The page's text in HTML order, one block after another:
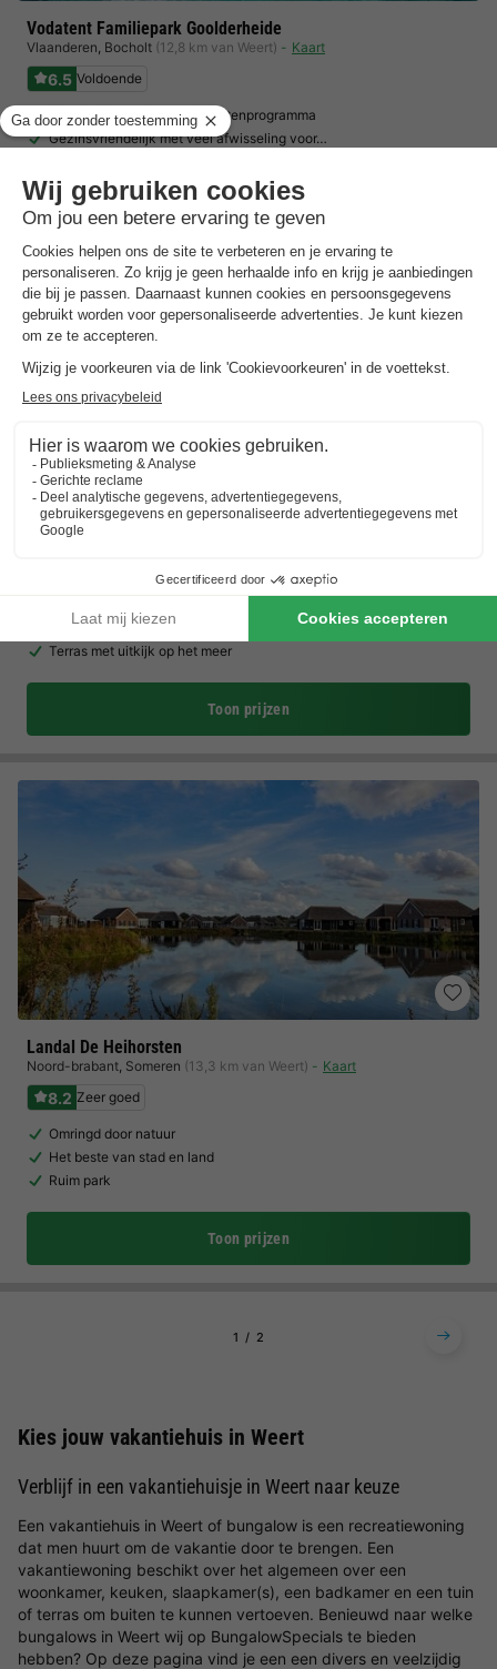
Vodatent Familiepark Goolderheide
Vlaanderen, Bocholt (12,8 km van Weert) Kaart
6.5 Voldoende
Uitgebreid sport- en activiteitenprogramma
Gezinsvriendelijk met veel afwisseling voor…
Toon prijzen
Houthalen-helchteren (23,5 km van Weert)
Kamperen in Belgische natuur
Terras met uitkijk op het meer
Toon prijzen
Landal De Heihorsten
Noord-brabant, Someren (13,3 km van Weert) Kaart
8.2 Zeer goed
Omringd door natuur
Het beste van stad en land
Ruim park
Toon prijzen
1 2
Kies jouw vakantiehuis in Weert
Verblijf in een vakantiehuisje in Weert naar keuze
Een vakantiehuis in Weert of bungalow is een recreatiewoning
dat men huurt om de vakantie door te brengen. Een
vakantiewoning beschikt over het algemeen over een
woonkamer, keuken, slaapkamer(s), een badkamer en een tuin
of terras om buiten te kunnen vertoeven. Benieuwd naar welke
bungalows in Weert wij op BungalowSpecials te bieden
hebben? Op deze pagina vind je een een divers en veelzijdig